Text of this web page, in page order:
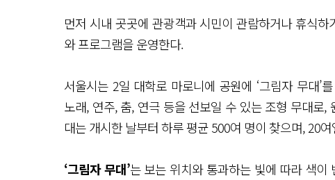
먼저 시내 곳곳에 관광객과 시민이 관람하거나 휴식
와 프로그램을 운영한다.
서울시는 2일 대학로 마로니에 공원에 ‘그림자 무대’
노래, 연주, 춤, 연극 등을 선보일 수 있는 조형 무대로
대는 개시한 날부터 하루 평균 500여 명이 찾으며, 20
‘그림자 무대’는 보는 위치와 통과하는 빛에 따라 색이